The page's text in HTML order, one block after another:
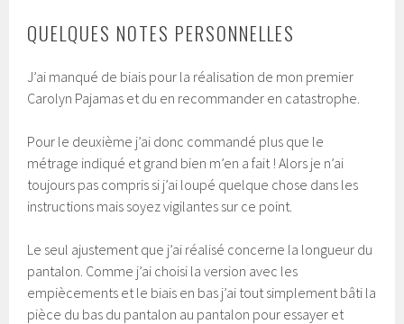
QUELQUES NOTES PERSONNELLES
J’ai manqué de biais pour la réalisation de mon premier
Carolyn Pajamas et du en recommander en catastrophe.
Pour le deuxième j’ai donc commandé plus que le
métrage indiqué et grand bien m’en a fait ! Alors je n’ai
toujours pas compris si j’ai loupé quelque chose dans les
instructions mais soyez vigilantes sur ce point.
Le seul ajustement que j’ai réalisé concerne la longueur du
pantalon. Comme j’ai choisi la version avec les
empiècements et le biais en bas j’ai tout simplement bâti la
pièce du bas du pantalon au pantalon pour essayer et